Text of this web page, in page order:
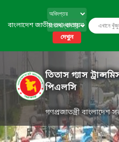
বাংলাদেশ জাতীয় তথ্য বাতায়ন
দেখুন
তিতাস গ্যাস
পিএলসি
গণপ্রজাতন্ত্রী বাংলাদেশ